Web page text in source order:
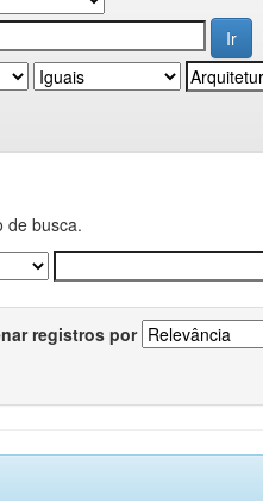
de busca.
registros por